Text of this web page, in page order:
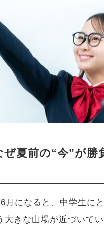
夏前の“今”が勝
月になると、中学生にと
きな山場が近づいてい